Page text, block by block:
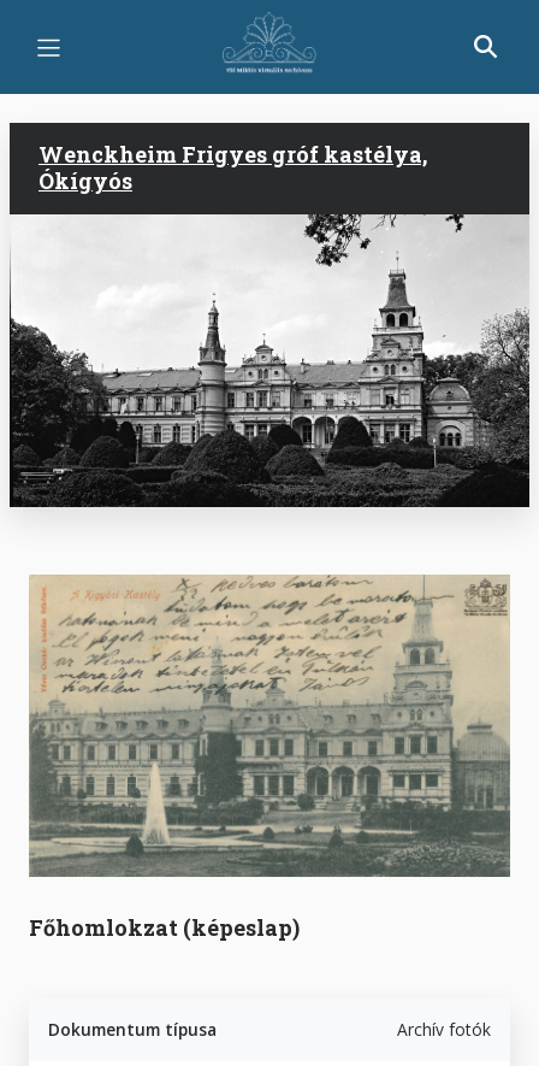
tartalomra
Wenckheim Frigyes gróf kastélya,
Ókígyós
Főhomlokzat (képeslap)
Dokumentum típusa Archív fotók